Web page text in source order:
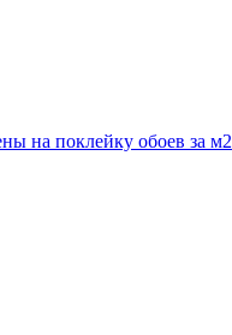
на поклейку обоев за м2